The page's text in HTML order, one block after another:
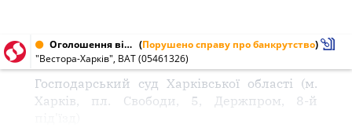
Оголошення від 28.02.2004 № 05461326 (Порушено справу про банкрутство)
"Вестора-Харків", ВАТ (05461326)
Господарський суд Харківської області (м.
Харків, пл. Свободи, 5, Держпром, 8-й